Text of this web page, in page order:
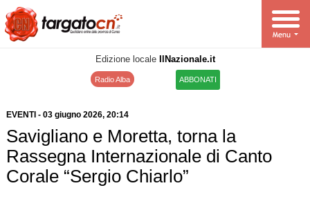
Edizione locale IlNazionale.it
Radio Alba ABBONATI
EVENTI - 03 giugno 2026, 20:14
Savigliano e Moretta, torna la
Rassegna Internazionale di Canto
Corale “Sergio Chiarlo”